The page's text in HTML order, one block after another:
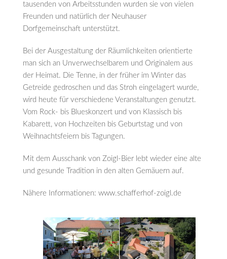
tausenden von Arbeitsstunden wurden sie von vielen
Freunden und natürlich der Neuhauser
Dorfgemeinschaft unterstützt.
Bei der Ausgestaltung der Räumlichkeiten orientierte
man sich an Unverwechselbarem und Originalem aus
der Heimat. Die Tenne, in der früher im Winter das
Getreide gedroschen und das Stroh eingelagert wurde,
wird heute für verschiedene Veranstaltungen genutzt.
Vom Rock- bis Blueskonzert und von Klassisch bis
Kabarett, von Hochzeiten bis Geburtstag und von
Weihnachtsfeiern bis Tagungen.
Mit dem Ausschank von Zoigl-Bier lebt wieder eine alte
und gesunde Tradition in den alten Gemäuern auf.
Nähere Informationen: www.schafferhof-zoigl.de